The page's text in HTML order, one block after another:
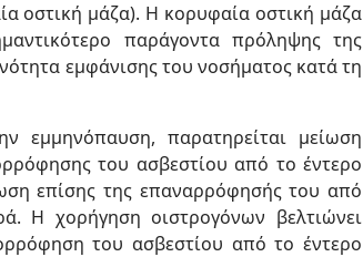
οστική μάζα). Η κορυφαία οστική μάζα
παράγοντα πρόληψης της
εμφάνισης του νοσήματος κατά τη
εμμηνόπαυση, παρατηρείται μείωση
του ασβεστίου από το έντερο
επίσης της επαναρρόφησής του από
Η χορήγηση οιστρογόνων βελτιώνει
του ασβεστίου από το έντερο